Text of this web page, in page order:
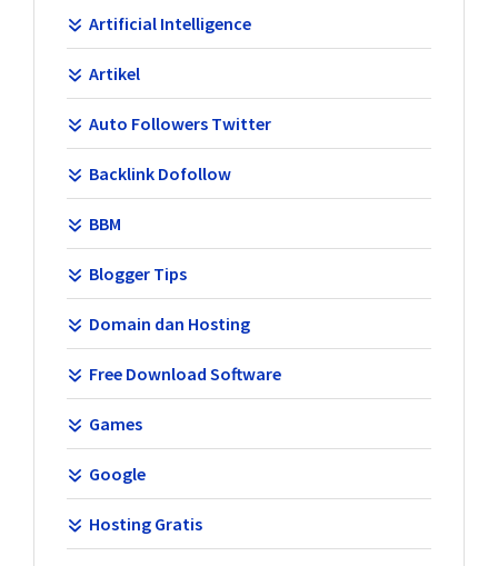
Artificial Intelligence
Artikel
Auto Followers Twitter
Backlink Dofollow
BBM
Blogger Tips
Domain dan Hosting
Free Download Software
Games
Google
Hosting Gratis